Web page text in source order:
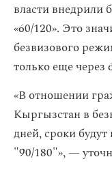
власти
«60/120». Это
безвизового
только еще через
«В отношении
Кыргызстан в
дней, сроки
"90/180"», —